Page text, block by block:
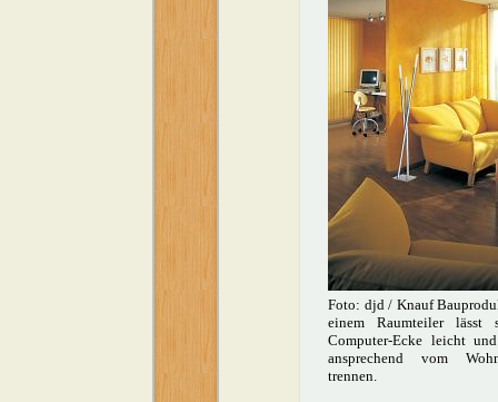
Foto: djd / Knauf
einem Raumteiler lässt
Computer-Ecke leicht
ansprechend vom
trennen.